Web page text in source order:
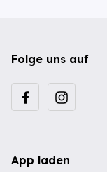
Folge uns auf
App laden